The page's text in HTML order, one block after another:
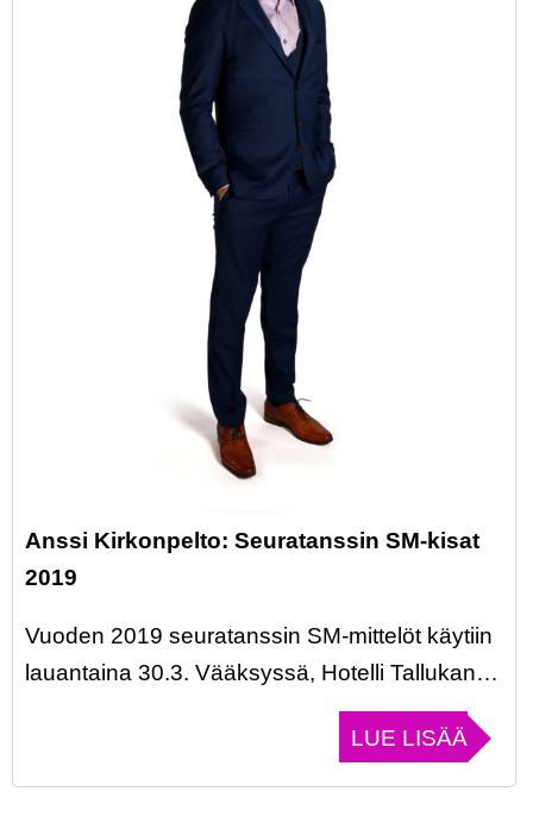
Anssi Kirkonpelto: Seuratanssin SM-kisat
2019
Vuoden 2019 seuratanssin SM-mittelöt käytiin
lauantaina 30.3. Vääksyssä, Hotelli Tallukan…
LUE LISÄÄ